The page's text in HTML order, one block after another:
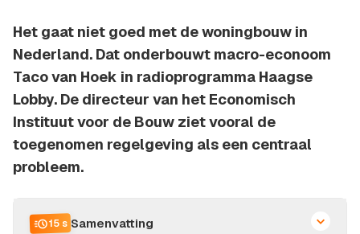
Het gaat niet goed met de woningbouw in
Nederland. Dat onderbouwt macro-econoom
Taco van Hoek in radioprogramma Haagse
Lobby. De directeur van het Economisch
Instituut voor de Bouw ziet vooral de
toegenomen regelgeving als een centraal
probleem.
15 s Samenvatting